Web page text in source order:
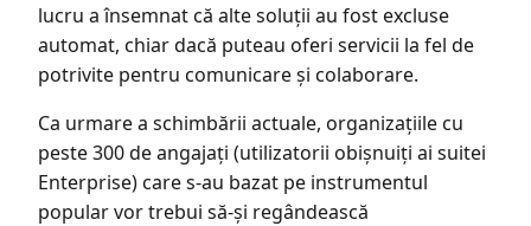
lucru a însemnat că alte soluții au fost excluse
automat, chiar dacă puteau oferi servicii la fel de
potrivite pentru comunicare și colaborare.
Ca urmare a schimbării actuale, organizațiile cu
peste 300 de angajați (utilizatorii obișnuiți ai suitei
Enterprise) care s-au bazat pe instrumentul
popular vor trebui să-și regândească